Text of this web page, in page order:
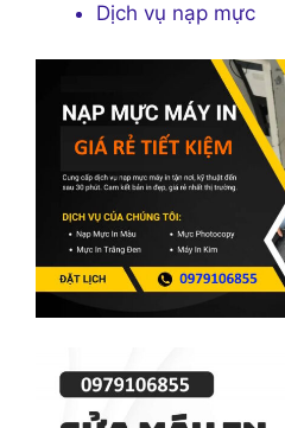
Dịch vụ nạp mực